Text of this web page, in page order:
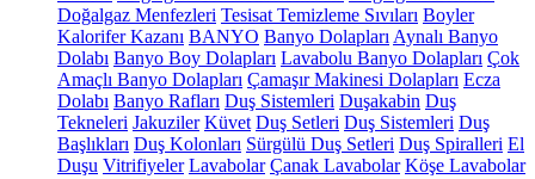
Doğalgaz Menfezleri Tesisat Temizleme Sıvıları Boyler
Kalorifer Kazanı BANYO Banyo Dolapları Aynalı Banyo
Dolabı Banyo Boy Dolapları Lavabolu Banyo Dolapları Çok
Amaçlı Banyo Dolapları Çamaşır Makinesi Dolapları Ecza
Dolabı Banyo Rafları Duş Sistemleri Duşakabin Duş
Tekneleri Jakuziler Küvet Duş Setleri Duş Sistemleri Duş
Başlıkları Duş Kolonları Sürgülü Duş Setleri Duş Spiralleri El
Duşu Vitrifiyeler Lavabolar Çanak Lavabolar Köşe Lavabolar